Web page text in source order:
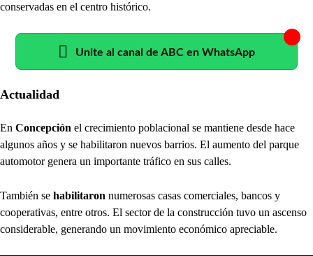
conservadas en el centro histórico.
Unite al canal de ABC en WhatsApp
Actualidad
En Concepción el crecimiento poblacional se mantiene desde hace
algunos años y se habilitaron nuevos barrios. El aumento del parque
automotor genera un importante tráfico en sus calles.
También se habilitaron numerosas casas comerciales, bancos y
cooperativas, entre otros. El sector de la construcción tuvo un ascenso
considerable, generando un movimiento económico apreciable.